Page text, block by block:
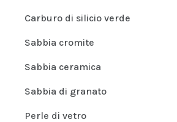
Carburo di silicio verde
Sabbia cromite
Sabbia ceramica
Sabbia di granato
Perle di vetro